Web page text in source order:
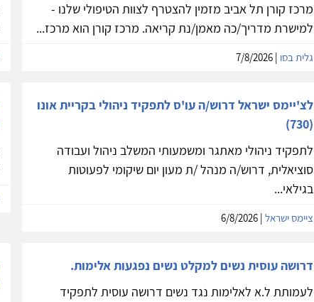
מרכז קורן תל אביב מזמין להצטרף לצוות הטיפולי שלנו -
למישרת מדריך/כה מאמן/נת קריאה. מרכז קורן הוא מרכז...
גלית בסו
לצ'יימס ישראל דרוש/ה עו'ס לתפקיד ניהולי בקריית אונו
(730)
לתפקיד ניהולי מאתגר ומשמעותי המשלב ניהול ועבודה
סוציאלית, דרוש/ה מנהל /ת מעון יום שיקומי לפעוטות
בגילאי...
ציימס ישראל| 6/8/2026
דרושה עוסית נשים למקלט נשים נפגעות אלימות.
לעמותת ל.א לאלימות נגד נשים דרושה עוסית לתפקיד